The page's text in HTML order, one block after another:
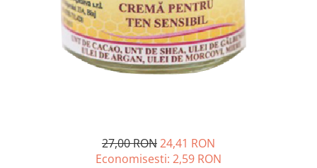
Par si unghii
Probiotice si prebiotice
Slabire si control greutate
Ingrijire par
Balsam masca si tratament
Produse cu SPF Pentru Fata
Repelenti insecte
27,00 RON24,41 RON
Economisesti: 2,59 RON